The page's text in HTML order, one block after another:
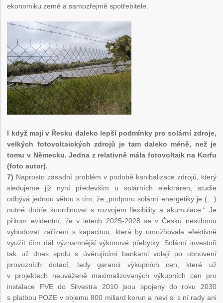
ekonomiku země a samozřejmě spotřebitele.
I když mají v Řecku daleko lepší podmínky pro solární zdroje,
velkých fotovoltaických zdrojů je tam daleko méně, než je
tomu v Německu. Jedna z relativně mála fotovoltaik na Korfu
(foto autor).
7) Naprosto zásadní problém v podobě kanibalizace zdrojů, který
sledujeme již nyní především u solárních elektráren, studie
odbývá jednou větou s tím, že „podporu solární energetiky je (…)
nutné dobře koordinovat s rozvojem flexibility a akumulace.“ Je
přitom evidentní, že v letech 2025-2028 se v Česku nestihnou
vybudovat zařízení s kapacitou, která by umožňovala efektivně
využít čím dál významnější výkonové přebytky. Solární investoři
tak už dnes spolu s úvěrujícími bankami volají po obnovení
provozních dotací, tedy garanci výkupních cen, které už
v projektech neuváženě maximalizovaných výkupních cen pro
instalace FVE do Silvestra 2010 jsou spojeny do roku 2030
s platbou POZE v objemu 800 miliard korun a neví si s ní rady ani